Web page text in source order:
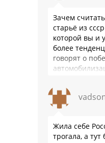
Зачем
старьё из
которой вы и
более
говорят о
Жила себе
трогала, а